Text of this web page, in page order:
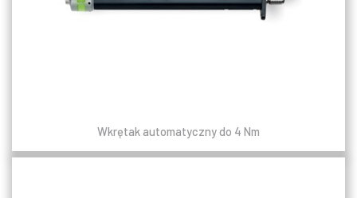
Wkrętak automatyczny do 4 Nm